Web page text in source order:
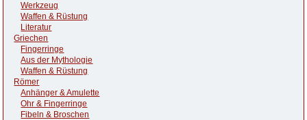
Werkzeug
Waffen & Rüstung
Literatur
Griechen
Fingerringe
Aus der Mythologie
Waffen & Rüstung
Römer
Anhänger & Amulette
Ohr & Fingerringe
Fibeln & Broschen